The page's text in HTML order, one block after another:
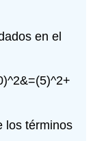
en el
los términos